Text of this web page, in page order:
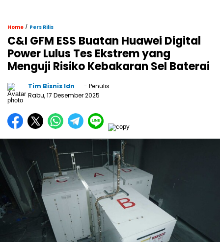
Home / Pers Rilis
C&I GFM ESS Buatan Huawei Digital
Power Lulus Tes Ekstrem yang
Menguji Risiko Kebakaran Sel Baterai
Tim Bisnis Idn
- Penulis
Rabu, 17 Desember 2025